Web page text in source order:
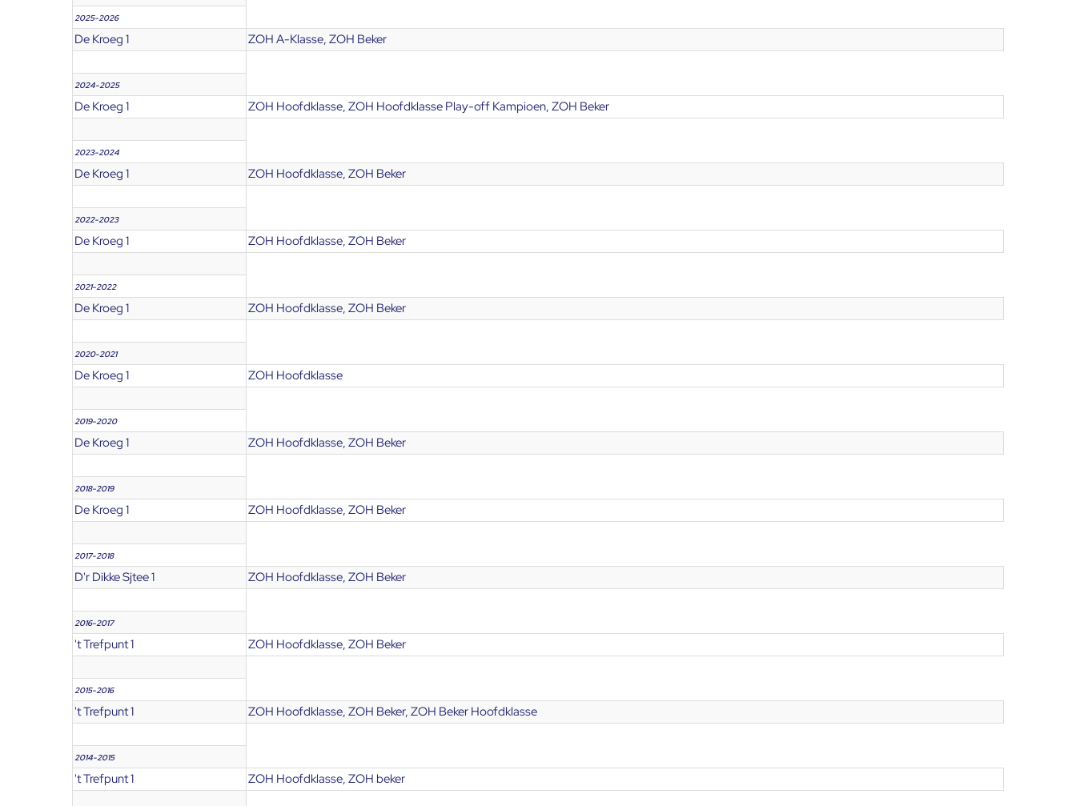
2025-2026
De Kroeg 1 ZOH A-Klasse, ZOH Beker
2024-2025
De Kroeg 1 ZOH Hoofdklasse, ZOH Hoofdklasse Play-off Kampioen, ZOH Beker
2023-2024
De Kroeg 1 ZOH Hoofdklasse, ZOH Beker
2022-2023
De Kroeg 1 ZOH Hoofdklasse, ZOH Beker
2021-2022
De Kroeg 1 ZOH Hoofdklasse, ZOH Beker
2020-2021
De Kroeg 1 ZOH Hoofdklasse
2019-2020
De Kroeg 1 ZOH Hoofdklasse, ZOH Beker
2018-2019
De Kroeg 1 ZOH Hoofdklasse, ZOH Beker
2017-2018
D'r Dikke Sjtee 1 ZOH Hoofdklasse, ZOH Beker
2016-2017
't Trefpunt 1 ZOH Hoofdklasse, ZOH Beker
2015-2016
't Trefpunt 1 ZOH Hoofdklasse, ZOH Beker, ZOH Beker Hoofdklasse
2014-2015
't Trefpunt 1 ZOH Hoofdklasse, ZOH beker